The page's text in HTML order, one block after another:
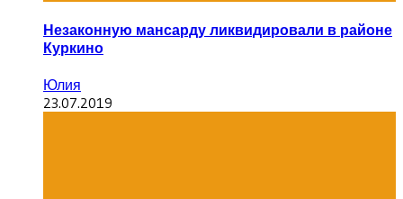
Незаконную мансарду ликвидировали в районе
Куркино
Юлия
23.07.2019